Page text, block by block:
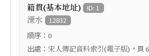
籍貫(基本地址) ID: 1
溧水 12832
順序： 0
出處： 宋人傳記資料索引(電子版) ，頁